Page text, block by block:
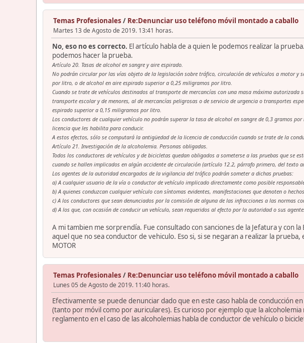
Temas Profesionales / Re:Denunciar uso teléfono móvil montado a caballo
Martes 13 de Agosto de 2019. 13:41 horas.
No, eso no es correcto. El artículo habla de a quien le podemos realizar la
podemos hacer la prueba.
Artículo 20. Tasas de alcohol en sangre y aire espirado.
No podrán circular por las vías objeto de la legislación sobre tráfico, circulación de vehículos a motor y
por litro, o de alcohol en aire espirado superior a 0,25 miligramos por litro.
Cuando se trate de vehículos destinados al transporte de mercancías con una masa máxima
transporte escolar y de menores, al de mercancías peligrosas o de servicio de urgencia o transportes
espirado superior a 0,15 miligramos por litro.
Los conductores de cualquier vehículo no podrán superar la tasa de alcohol en sangre de 0,3 gramos
licencia que les habilita para conducir.
A estos efectos, sólo se computará la antigüedad de la licencia de conducción cuando se trate de la
Artículo 21. Investigación de la alcoholemia. Personas obligadas.
Todos los conductores de vehículos y de bicicletas quedan obligados a someterse a las pruebas que
cuando se hallen implicados en algún accidente de circulación (artículo 12.2, párrafo primero, del texto
Los agentes de la autoridad encargados de la vigilancia del tráfico podrán someter a dichas pruebas:
a) A cualquier usuario de la vía o conductor de vehículo implicado directamente como posible
b) A quienes conduzcan cualquier vehículo con síntomas evidentes, manifestaciones que denoten o
c) A los conductores que sean denunciados por la comisión de alguna de las infracciones a las normas
d) A los que, con ocasión de conducir un vehículo, sean requeridos al efecto por la autoridad o sus
A mi tambien me sorprendía. Fue consultado con sanciones de la Jefatura y con
aquel que no sea conductor de vehiculo. Eso si, si se negaran a realizar la
MOTOR
Temas Profesionales / Re:Denunciar uso teléfono móvil montado a caballo
Lunes 05 de Agosto de 2019. 11:40 horas.
Efectivamente se puede denunciar dado que en este caso habla de conducción
(tanto por móvil como por auriculares). Es curioso por ejemplo que la
reglamento en el caso de las alcoholemias habla de conductor de vehículo o